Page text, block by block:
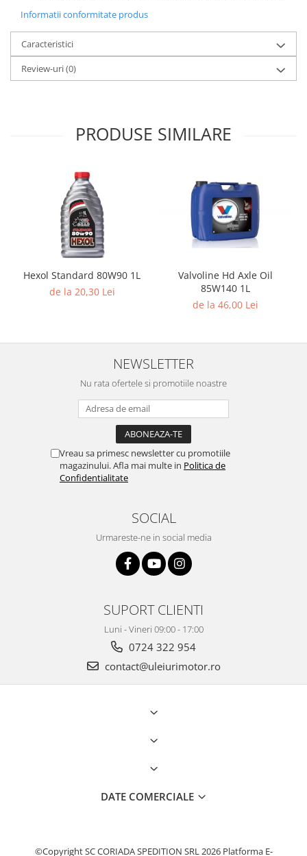
Informatii conformitate produs
Caracteristici
Review-uri(0)
PRODUSE SIMILARE
Hexol Standard 80W90 1L
de la 20,30 Lei
Valvoline Hd Axle Oil
85W140 1L
de la 46,00 Lei
NEWSLETTER
Nu rata ofertele si promotiile noastre
Vreau sa primesc newsletter cu promotiile
magazinului. Afla mai multe in Politica de
Confidentialitate
SOCIAL
Urmareste-ne in social media
SUPORT CLIENTI
Luni - Vineri 09:00 - 17:00
0724 322 954
contact@uleiurimotor.ro
DATE COMERCIALE
©Copyright SC CORIADA SPEDITION SRL 2026 Platforma E-